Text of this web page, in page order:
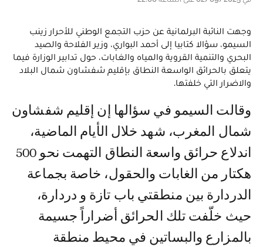
وجهت النائبة البرلمانية عن حزب التجمع الوطني للأحرار زينب
السيمو، سؤالا كتابيا إلى أحمد البواري، وزير الفلاحة والصيد
البحري والتنمية القروية والمياه والغابات، حول تدابير الوزارة فيما
يتعلق بالحرائق الواسعة النطاق بإقليم شفشاون شمال البلاد
والاضرار التي خلفتها.
وقالت السيمو في سؤالها إن إقليم شفشاون
شمال المغرب، شهد خلال الأيام الماضية،
اندلاع حرائق واسعة النطاق التهمت نحو 500
هكتار من الغابات والحقول، خاصة بجماعة
الدردارة بين منطقتي باب تازة و دردارة،
حيث خلّفت تلك الحرائق أضراراً جسيمة
بالمزارع والبساتين في محيط منطقة